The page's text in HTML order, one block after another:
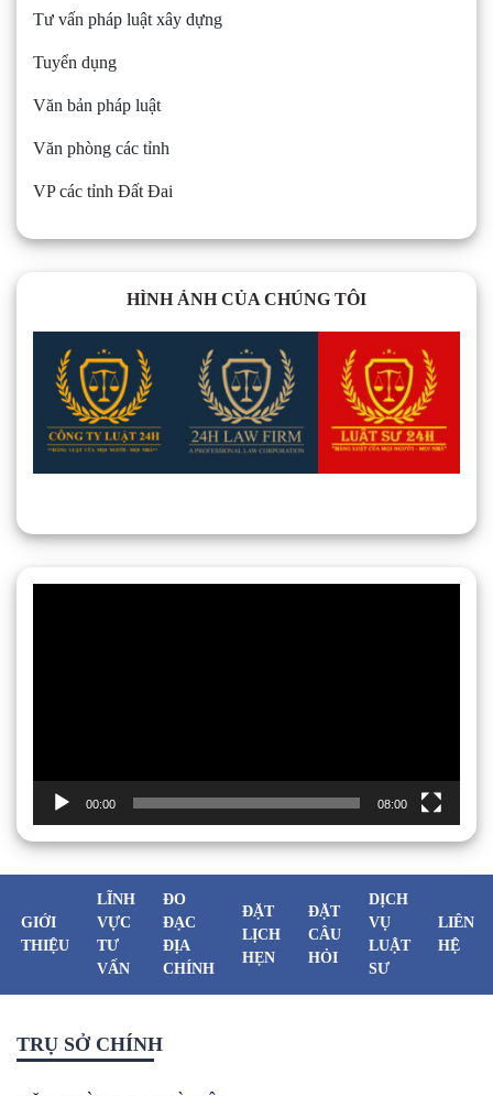
Tư vấn pháp luật xây dựng
Tuyển dụng
Văn bản pháp luật
Văn phòng các tỉnh
VP các tỉnh Đất Đai
HÌNH ẢNH CỦA CHÚNG TÔI
00:00 08:00
GIỚI
THIỆU
LĨNH
VỰC
TƯ
VẤN
ĐO
ĐẠC
ĐỊA
CHÍNH
ĐẶT
LỊCH
HẸN
ĐẶT
CÂU
HỎI
DỊCH
VỤ
LUẬT
SƯ
LIÊN
HỆ
TRỤ SỞ CHÍNH